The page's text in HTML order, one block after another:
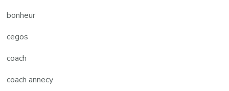
bonheur
cegos
coach
coach annecy